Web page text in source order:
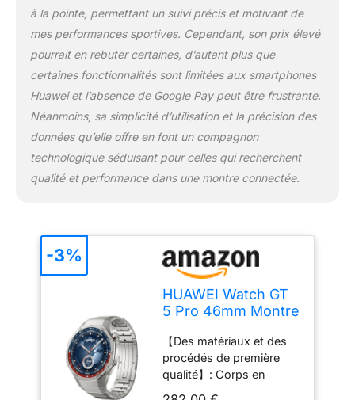
mouvement, afin de
numérique plus
accessible et plus
complète pour tous.
【HUAWEI Santé+】:
la série HUAWEI WATCH
GT 5 et bénéficiez d'un
abonnement de 3 mois à
HUAWEI Santé+ pour
de niveau débutant à
avancé, des méditations
guidées, un plan de
remise en forme et des
à la pointe, permettant un suivi précis et motivant de
mes performances sportives. Cependant, son prix élevé
pourrait en rebuter certaines, d’autant plus que
certaines fonctionnalités sont limitées aux smartphones
Huawei et l’absence de Google Pay peut être frustrante.
Néanmoins, sa simplicité d’utilisation et la précision des
données qu’elle offre en font un compagnon
technologique séduisant pour celles qui recherchent
qualité et performance dans une montre connectée.
HUAWEI Watch GT
5 Pro 46mm Montre
aux Lignes
épurées,
Programmes
d'entraînement de
【Des matériaux et des
procédés de première
qualité】: Corps en
-3%